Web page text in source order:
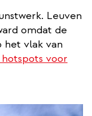
Leuven
omdat de
vlak van
voor